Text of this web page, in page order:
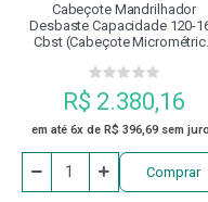
Cabeçote Mandrilhador
Desbaste Capacidade 120-
Cbst (cabeçote
R$ 2.380,16
em até 6x de R$ 396,69 sem
Comprar